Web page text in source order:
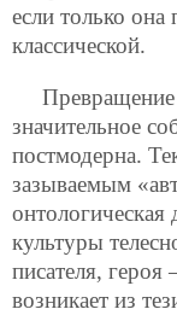
если только она
классической.
значительное
постмодерна.
зазываемым
онтологическая
культуры
писателя,
возникает из